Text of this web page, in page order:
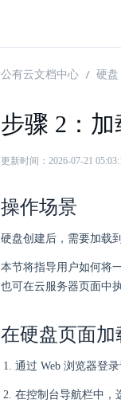
公有云文档中心 硬盘
步骤 2：加
更新时间：2026-07-21
操作场景
硬盘创建后，需要加载
本节将指导用户如何将
也可在云服务器页面中执
在硬盘页面加
通过 Web 浏览器登
在控制台导航栏中，